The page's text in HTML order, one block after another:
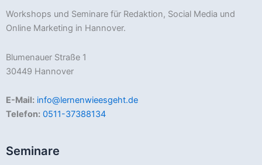
Workshops und Seminare für Redaktion, Social Media und
Online Marketing in Hannover.
Blumenauer Straße 1
30449 Hannover
E-Mail: info@lernenwieesgeht.de
Telefon: 0511-37388134
Seminare